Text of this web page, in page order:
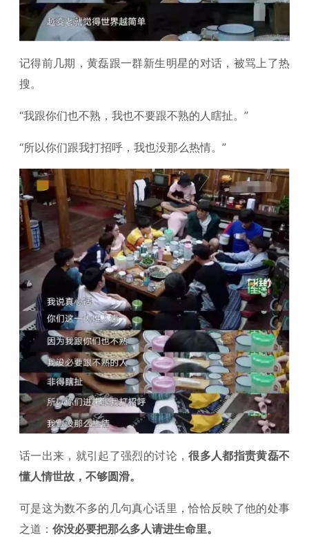
记得前几期，黄磊跟一群新生明星的对话，被骂上了热
搜。
“我跟你们也不熟，我也不要跟不熟的人瞎扯。”
“所以你们跟我打招呼，我也没那么热情。”
话一出来，就引起了强烈的讨论，很多人都指责黄磊不
懂人情世故，不够圆滑。
可是这为数不多的几句真心话里，恰恰反映了他的处事
之道： 你没必要把那么多人请进生命里。